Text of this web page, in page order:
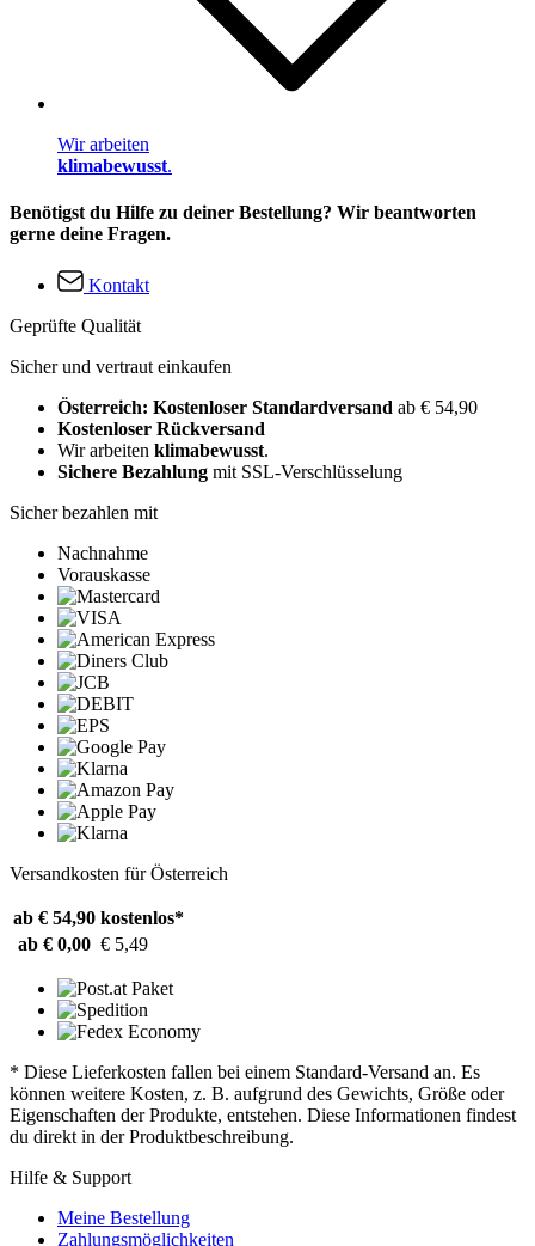
Wir arbeiten
klimabewusst.
Benötigst du Hilfe zu deiner Bestellung? Wir beantworten
gerne deine Fragen.
Kontakt
Geprüfte Qualität
Sicher und vertraut einkaufen
Österreich: Kostenloser Standardversand ab € 54,90
Kostenloser Rückversand
Wir arbeiten klimabewusst.
Sichere Bezahlung mit SSL-Verschlüsselung
Sicher bezahlen mit
Nachnahme
Vorauskasse
Versandkosten für Österreich
ab € 54,90 kostenlos*
ab € 0,00 € 5,49
* Diese Lieferkosten fallen bei einem Standard-Versand an. Es
können weitere Kosten, z. B. aufgrund des Gewichts, Größe oder
Eigenschaften der Produkte, entstehen. Diese Informationen findest
du direkt in der Produktbeschreibung.
Hilfe & Support
Meine Bestellung
Zahlungsmöglichkeiten